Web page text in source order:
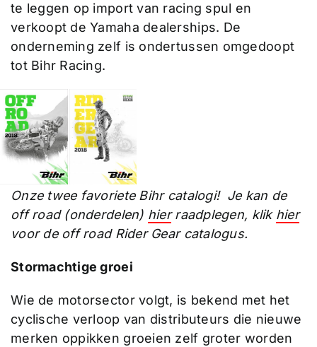
te leggen op import van racing spul en
verkoopt de Yamaha dealerships. De
onderneming zelf is ondertussen omgedoopt
tot Bihr Racing.
Onze twee favoriete Bihr catalogi! Je kan de
off road (onderdelen) hierraadplegen, klik hier
voor de off road Rider Gear catalogus.
Stormachtige groei
Wie de motorsector volgt, is bekend met het
cyclische verloop van distributeurs die nieuwe
merken oppikken groeien zelf groter worden